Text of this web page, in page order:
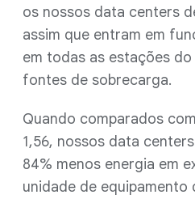
os nossos data centers
assim que entram em
em todas as estações
fontes de sobrecarga.
Quando comparados
1,56, nossos data
84% menos energia em
unidade de equipamento